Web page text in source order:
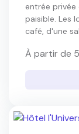
entrée
paisible. Les
café, d'une
À partir de